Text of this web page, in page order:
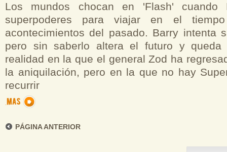
Los mundos chocan en 'Flash' cuando
superpoderes para viajar en el
acontecimientos del pasado. Barry intenta
pero sin saberlo altera el futuro y queda
realidad en la que el general Zod ha
la aniquilación, pero en la que no hay
recurrir
PÁGINA ANTERIOR